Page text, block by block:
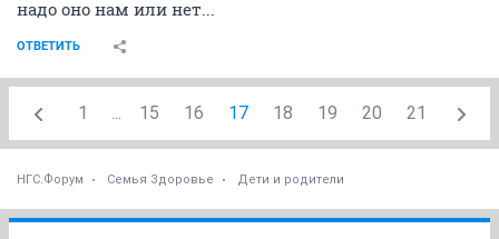
надо оно нам или нет...
ОТВЕТИТЬ
1 ... 15 16 17 18 19 20 21
НГС.Форум Семья Здоровье Дети и родители